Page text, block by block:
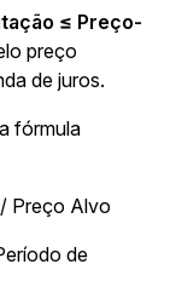
≤ Preço-
preço
de juros.
fórmula
Preço Alvo
de